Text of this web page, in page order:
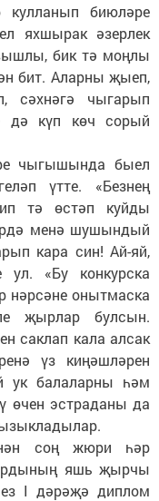
кулланып биюләре
яхшырак әзерлек
бик тә моңлы
бит. Аларны җыеп,
сәхнәгә чыгарып
дә күп көч сорый
чыгышында быел
үтте. «Безнең
тә өстәп куйды
менә шушындый
кара син! Ай-яй,
«Бу конкурска
нәрсәне онытмаска
җырлар булсын.
саклап кала алсак
үз киңәшләрен
ук балаларны һәм
өчен эстраданы да
соң жюри һәр
яшь җырчы
I дәрәҗә диплом